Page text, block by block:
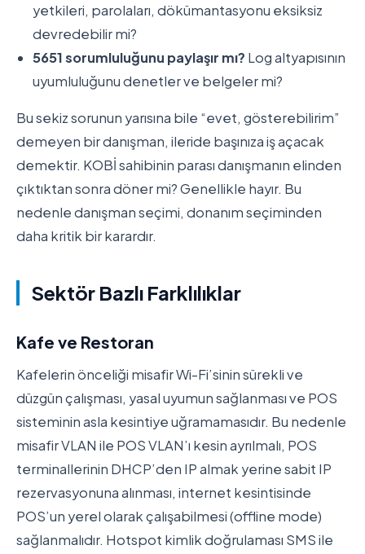
yetkileri, parolaları, dökümantasyonu eksiksiz
devredebilir mi?
5651 sorumluluğunu paylaşır mı? Log altyapısının
uyumluluğunu denetler ve belgeler mi?
Bu sekiz sorunun yarısına bile “evet, gösterebilirim”
demeyen bir danışman, ileride başınıza iş açacak
demektir. KOBİ sahibinin parası danışmanın elinden
çıktıktan sonra döner mi? Genellikle hayır. Bu
nedenle danışman seçimi, donanım seçiminden
daha kritik bir karardır.
Sektör Bazlı Farklılıklar
Kafe ve Restoran
Kafelerin önceliği misafir Wi-Fi’sinin sürekli ve
düzgün çalışması, yasal uyumun sağlanması ve POS
sisteminin asla kesintiye uğramamasıdır. Bu nedenle
misafir VLAN ile POS VLAN’ı kesin ayrılmalı, POS
terminallerinin DHCP’den IP almak yerine sabit IP
rezervasyonuna alınması, internet kesintisinde
POS’un yerel olarak çalışabilmesi (offline mode)
sağlanmalıdır. Hotspot kimlik doğrulaması SMS ile